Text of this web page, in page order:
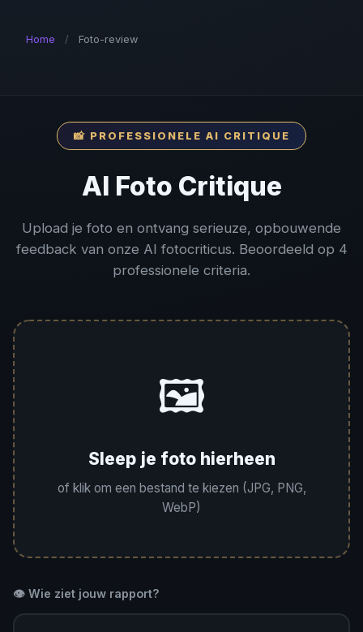
Home / Foto-review
📸 PROFESSIONELE AI CRITIQUE
AI Foto Critique
Upload je foto en ontvang serieuze, opbouwende
feedback van onze AI fotocriticus. Beoordeeld op 4
professionele criteria.
🖼️
Sleep je foto hierheen
of klik om een bestand te kiezen (JPG, PNG,
WebP)
👁️ Wie ziet jouw rapport?